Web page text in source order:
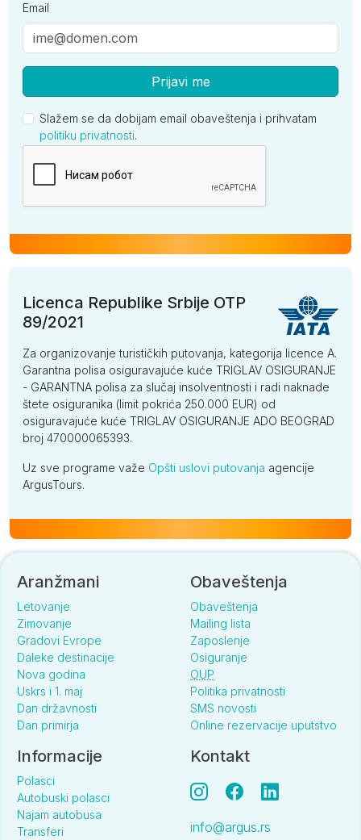
Email
Prijavi me
Slažem se da dobijam email obaveštenja i prihvatam
politiku privatnosti.
Licenca Republike Srbije OTP
89/2021
Za organizovanje turističkih putovanja, kategorija licence A.
Garantna polisa osiguravajuće kuće TRIGLAV OSIGURANJE
- GARANTNA polisa za slučaj insolventnosti i radi naknade
štete osiguranika (limit pokrića 250.000 EUR) od
osiguravajuće kuće TRIGLAV OSIGURANJE ADO BEOGRAD
broj 470000065393.
Uz sve programe važe Opšti uslovi putovanja agencije
ArgusTours.
Aranžmani
Letovanje
Zimovanje
Gradovi Evrope
Daleke destinacije
Nova godina
Uskrs i 1. maj
Dan državnosti
Dan primirja
Obaveštenja
Obaveštenja
Mailing lista
Zaposlenje
Osiguranje
OUP
Politika privatnosti
SMS novosti
Online rezervacije uputstvo
Informacije
Polasci
Autobuski polasci
Najam autobusa
Transferi
Kontakt
info@argus.rs